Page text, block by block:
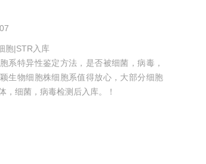
胞|STR入库
系特异性鉴定方法，是否被细菌，病毒，
生物细胞株细胞系值得放心，大部分细胞
，细菌，病毒检测后入库。！